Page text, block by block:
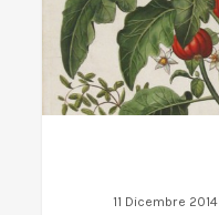
antiche,
Verona.
Stefano
11 Dicembre 2014